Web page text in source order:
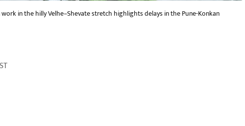
in the hilly Velhe–Shevate stretch highlights delays in the Pune-Konkan